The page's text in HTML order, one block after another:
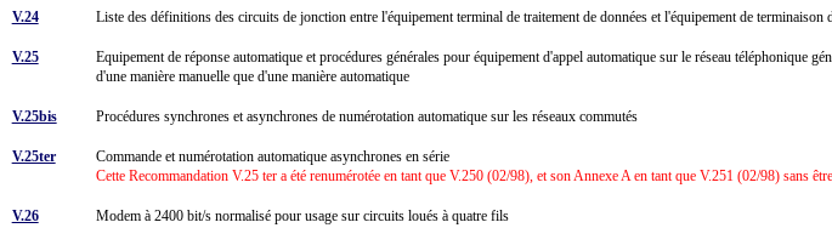
V.24 Liste des définitions des circuits de jonction entre l'équipement terminal de traitement de données et l'équipement de terminaison
V.25
Equipement de réponse automatique et procédures générales pour équipement d'appel automatique sur le réseau
d'une manière manuelle que d'une manière automatique
V.25bis Procédures synchrones et asynchrones de numérotation automatique sur les réseaux commutés
V.25ter
Commande et numérotation automatique asynchrones en série
Cette Recommandation V.25 ter a été renumérotée en tant que V.250 (02/98), et son Annexe A en tant que V.251 (02/98) sans
V.26 Modem à 2400 bit/s normalisé pour usage sur circuits loués à quatre fils